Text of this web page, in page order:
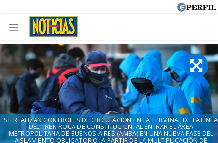
SE REALIZAN CONTROLES DE CIRCULACIÓN EN LA TERMINAL DE LA LÍNEA
DEL TREN ROCA DE CONSTITUCIÓN, AL ENTRAR EL ÁREA
METROPOLITANA DE BUENOS AIRES (AMBA) EN UNA NUEVA FASE DEL
AISLAMIENTO OBLIGATORIO, A PARTIR DE LA MULTIPLICACIÓN DE